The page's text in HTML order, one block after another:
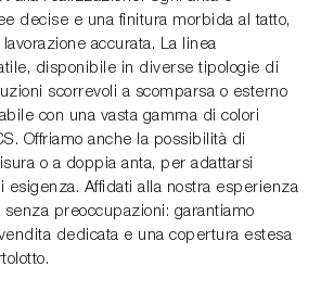
decise e una finitura morbida al tatto,
accurata. La linea
disponibile in diverse tipologie di
scorrevoli a scomparsa o esterno
con una vasta gamma di colori
Offriamo anche la possibilità di
o a doppia anta, per adattarsi
esigenza. Affidati alla nostra esperienza
preoccupazioni: garantiamo
dedicata e una copertura estesa